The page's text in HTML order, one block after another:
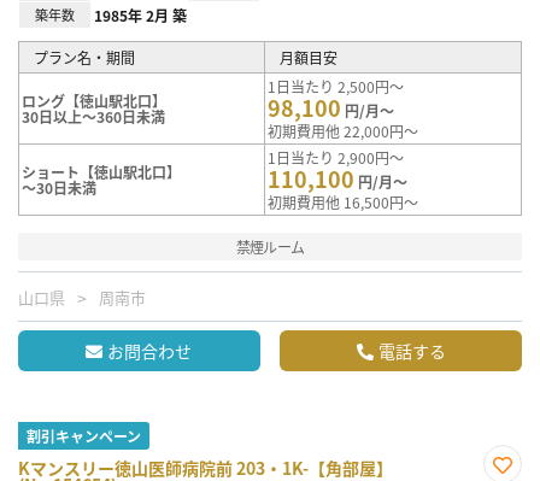
築年数 1985年 2月 築
プラン名・期間 月額目安
ロング【徳山駅北口】
30日以上～360日未満
1日当たり 2,500円～
98,100 円/月～
初期費用他 22,000円～
ショート【徳山駅北口】
～30日未満
1日当たり 2,900円～
110,100 円/月～
初期費用他 16,500円～
禁煙ルーム
山口県 周南市
お問合わせ 電話する
割引キャンペーン
Kマンスリー徳山医師病院前 203・1K-【角部屋】